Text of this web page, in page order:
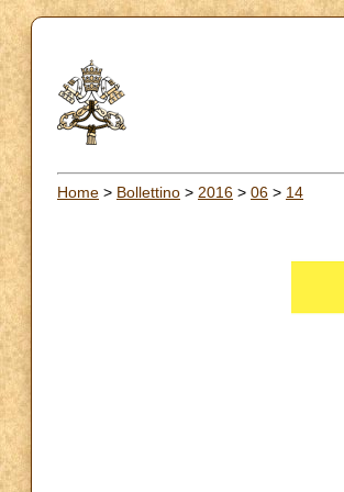
Home > Bollettino > 2016 > 06 > 14